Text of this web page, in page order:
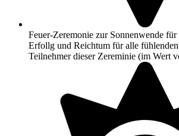
Feuer-Zeremonie zur Sonnenwende
Erfollg und Reichtum für alle
Teilnehmer dieser Zereminie (im Wert